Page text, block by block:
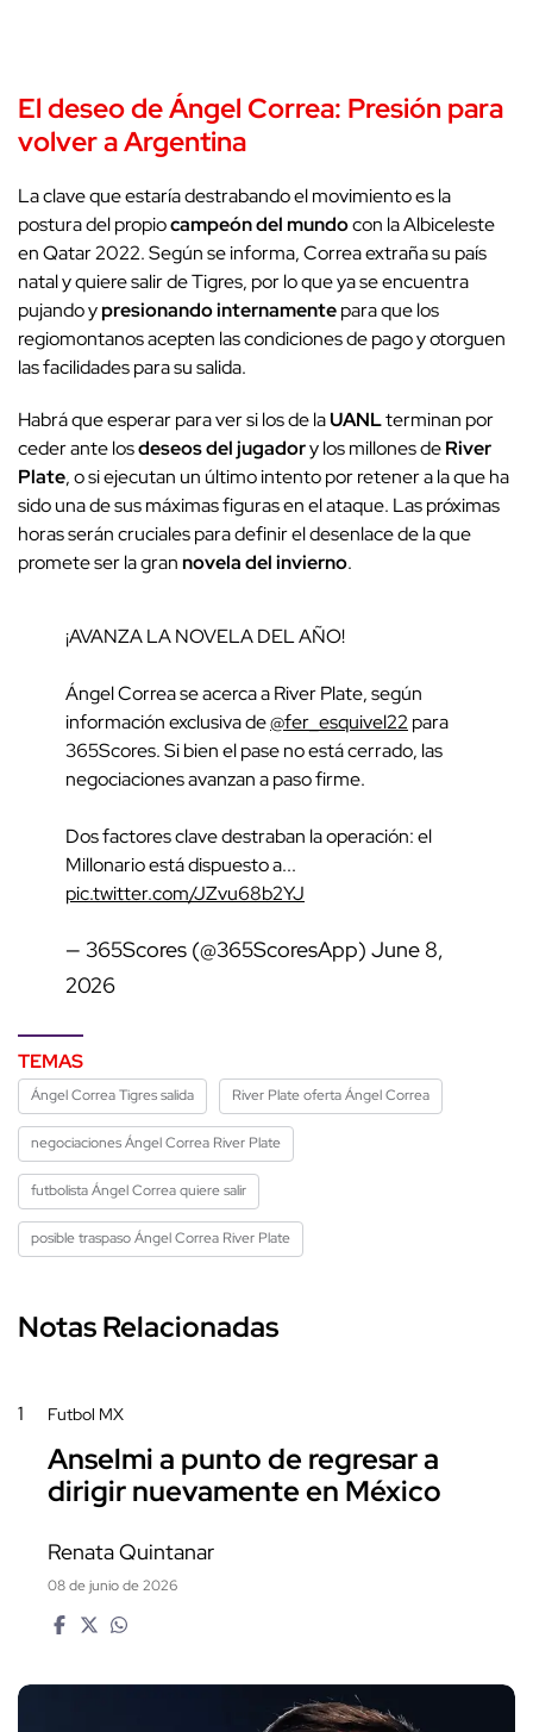
El deseo deÁngel Correa: Presión para
volver a Argentina
La clave que estaría destrabando el movimiento es la
postura del propiocampeón del mundocon la Albiceleste
en Qatar 2022. Según se informa, Correa extraña su país
natal y quiere salir de Tigres, por lo que ya se encuentra
pujando ypresionando internamentepara que los
regiomontanos acepten las condiciones de pago y otorguen
las facilidades para su salida.
Habrá que esperar para ver si los de laUANLterminan por
ceder ante losdeseos del jugadory los millones deRiver
Plate, o si ejecutan un último intento por retener a la que ha
sido una de sus máximas figuras en el ataque. Las próximas
horas serán cruciales para definir el desenlace de la que
promete ser la grannovela del invierno.
¡AVANZA LA NOVELA DEL AÑO!
Ángel Correa se acerca a River Plate, según
información exclusiva de@fer_esquivel22 para
365Scores. Si bien el pase no está cerrado, las
negociaciones avanzan a paso firme.
Dos factores clave destraban la operación: el
Millonario está dispuesto a...
pic.twitter.com/JZvu68b2YJ
— 365Scores (@365ScoresApp) June 8,
2026
TEMAS
Ángel Correa Tigres salida River Plate oferta Ángel Correa
negociaciones Ángel Correa River Plate
futbolista Ángel Correa quiere salir
posible traspaso Ángel Correa River Plate
Notas Relacionadas
1 Futbol MX
Anselmi a punto de regresar a
dirigir nuevamente en México
Renata Quintanar
08 de junio de 2026